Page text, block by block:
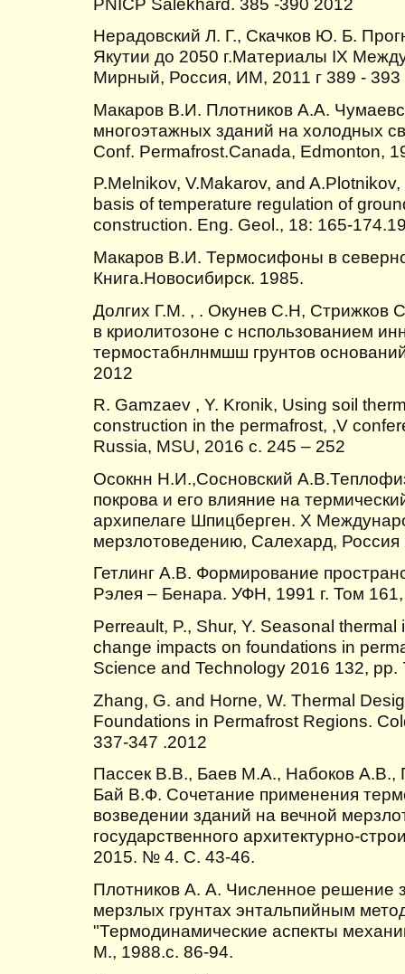
Нерадовский Л. Г., Скачков Ю. Б.
Якутии до 2050 г.Материалы IX
Мирный, Россия, ИМ, 2011 г 389 - 393
Макаров В.И. Плотников А.А.
многоэтажных зданий на холодных
Conf. Permafrost.Canada, Edmonton,
P.Melnikov, V.Makarov, and
basis of temperature regulation of
construction. Eng. Geol., 18: 165-
Макаров В.И. Термосифоны в
Книга.Новосибирск. 1985.
Долгих Г.М. , . Окунев С.Н, Стрижков
в криолитозоне с нспользованием
термостабнлнмшш грунтов
2012
R. Gamzaev , Y. Kronik, Using soil
construction in the permafrost, ,V
Russia, MSU, 2016 с. 245 – 252
Осокнн Н.И.,Сосновский
покрова и его влияние на
архипелаге Шпицберген. X
мерзлотоведению, Салехард, Россия
Гетлинг А.В. Формирование
Рэлея – Бенара. УФН, 1991 г. Том
Perreault, P., Shur, Y. Seasonal
change impacts on foundations in
Science and Technology 2016 132, pp.
Zhang, G. and Horne, W. Thermal
Foundations in Permafrost Regions.
337-347 .2012
Пассек В.В., Баев М.А., Набоков
Бай В.Ф. Сочетание применения
возведении зданий на вечной
государственного архитектурно-
2015. № 4. С. 43-46.
Плотников А. А. Численное решение
мерзлых грунтах энтальпийным
"Термодинамические аспекты
М., 1988.с. 86-94.